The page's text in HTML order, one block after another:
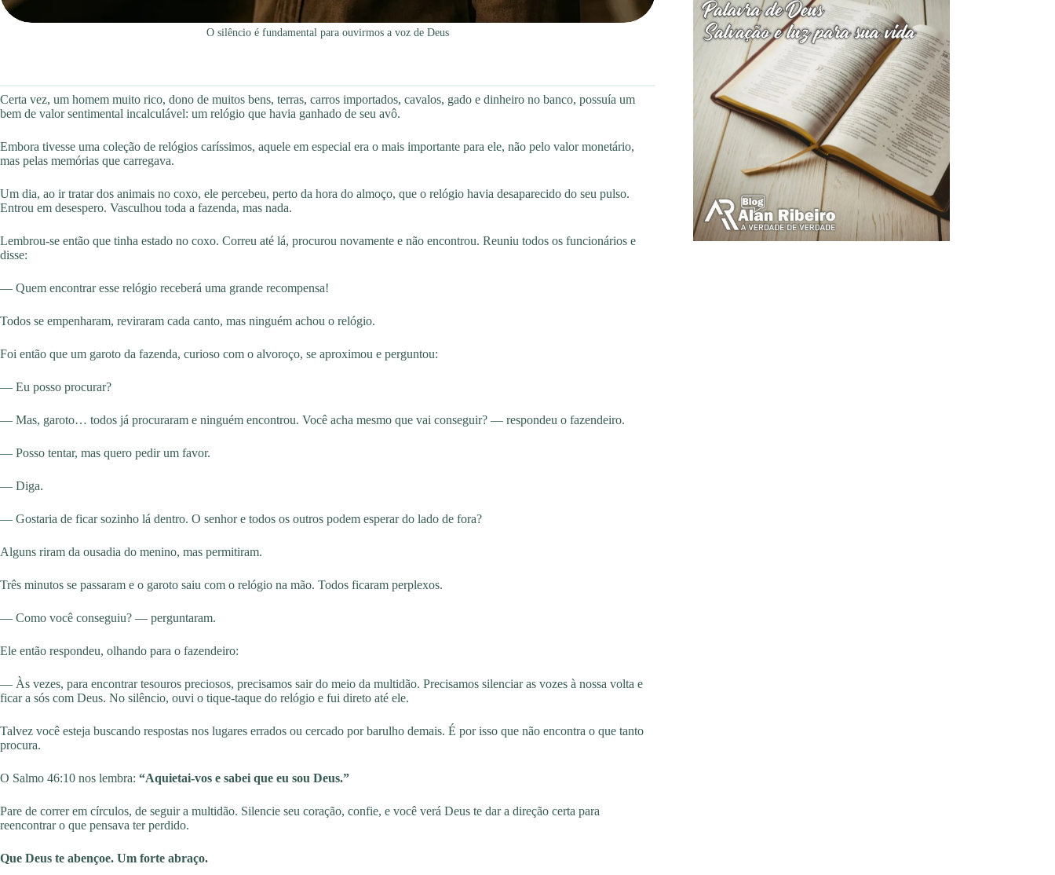
O silêncio é fundamental para ouvirmos a voz de Deus
Certa vez, um homem muito rico, dono de muitos bens, terras, carros importados, cavalos, gado e dinheiro no banco, possuía um
bem de valor sentimental incalculável: um relógio que havia ganhado de seu avô.
Embora tivesse uma coleção de relógios caríssimos, aquele em especial era o mais importante para ele, não pelo valor monetário,
mas pelas memórias que carregava.
Um dia, ao ir tratar dos animais no coxo, ele percebeu, perto da hora do almoço, que o relógio havia desaparecido do seu pulso.
Entrou em desespero. Vasculhou toda a fazenda, mas nada.
Lembrou-se então que tinha estado no coxo. Correu até lá, procurou novamente e não encontrou. Reuniu todos os funcionários e
disse:
— Quem encontrar esse relógio receberá uma grande recompensa!
Todos se empenharam, reviraram cada canto, mas ninguém achou o relógio.
Foi então que um garoto da fazenda, curioso com o alvoroço, se aproximou e perguntou:
— Eu posso procurar?
— Mas, garoto… todos já procuraram e ninguém encontrou. Você acha mesmo que vai conseguir? — respondeu o fazendeiro.
— Posso tentar, mas quero pedir um favor.
— Diga.
— Gostaria de ficar sozinho lá dentro. O senhor e todos os outros podem esperar do lado de fora?
Alguns riram da ousadia do menino, mas permitiram.
Três minutos se passaram e o garoto saiu com o relógio na mão. Todos ficaram perplexos.
— Como você conseguiu? — perguntaram.
Ele então respondeu, olhando para o fazendeiro:
— Às vezes, para encontrar tesouros preciosos, precisamos sair do meio da multidão. Precisamos silenciar as vozes à nossa volta e
ficar a sós com Deus. No silêncio, ouvi o tique-taque do relógio e fui direto até ele.
Talvez você esteja buscando respostas nos lugares errados ou cercado por barulho demais. É por isso que não encontra o que tanto
procura.
O Salmo 46:10 nos lembra: “Aquietai-vos e sabei que eu sou Deus.”
Pare de correr em círculos, de seguir a multidão. Silencie seu coração, confie, e você verá Deus te dar a direção certa para
reencontrar o que pensava ter perdido.
Que Deus te abençoe. Um forte abraço.